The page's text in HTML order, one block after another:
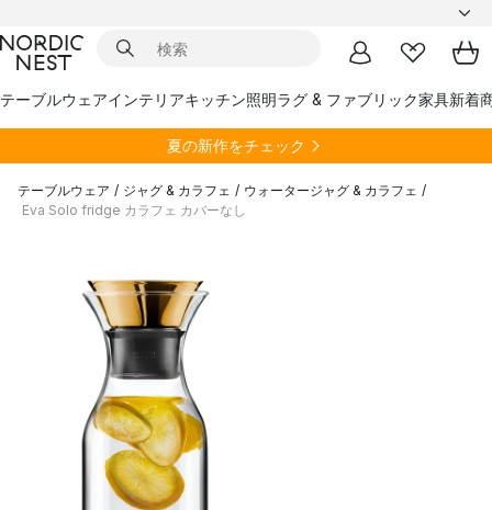
テーブルウェアインテリアキッチン照明ラグ & ファブリック家具新着
夏の新作をチェック
テーブルウェア / ジャグ & カラフェ / ウォータージャグ & カラフェ /
Eva Solo fridge カラフェ カバーなし